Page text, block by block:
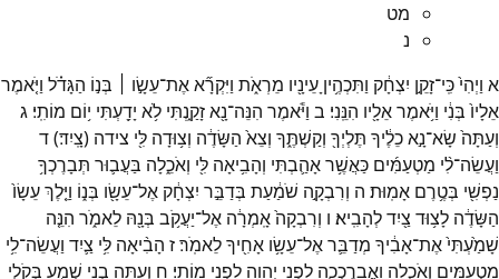
מט
נ
א וַיְהִי֙כִּֽי־זָקֵ֣ן יִצְחָ֔ק וַתִּכְהֶ֥יןָ עֵינָ֖יו מֵרְאֹ֑ת וַיִּקְרָ֞אאֶת־עֵשָׂ֣ו ׀ בְּנ֣וֹ הַגָּדֹ֗ל וַיֹּ֤אמֶר
אֵלָיו֙ בְּנִ֔י וַיֹּ֥אמֶראֵלָ֖יו הִנֵּֽנִי׃ ב וַיֹּ֕אמֶר הִנֵּה־נָ֖אזָקַ֑נְתִּי לֹ֥א יָדַ֖עְתִּי י֥וֹם מוֹתִֽי׃ ג
וְעַתָּה֙ שָׂא־נָ֣אכֵלֶ֔יךָ תֶּלְיְךָ֖ וְקַשְׁתֶּ֑ךָ וְצֵא֙ הַשָּׂדֶ֔ה וְצ֥וּדָה לִּ֖י צידה (צָֽיִד׃)ד
וַעֲשֵׂה־לִ֨י מַטְעַמִּ֜ים כַּאֲשֶׁ֥ראָהַ֛בְתִּי וְהָבִ֥יאָה לִּ֖י וְאֹכֵ֑לָה בַּעֲב֛וּר תְּבָרֶכְךָ֥
נַפְשִׁ֖י בְּטֶ֥רֶם אָמֽוּת׃ ה וְרִבְקָ֣ה שֹׁמַ֔עַת בְּדַבֵּ֣ר יִצְחָ֔ק אֶל־עֵשָׂ֖ו בְּנ֑וֹ וַיֵּ֤לֶךְעֵשָׂו֙
הַשָּׂדֶ֔ה לָצ֥וּד צַ֖יִדלְהָבִֽיא׃ ו וְרִבְקָה֙אָֽמְרָ֔ה אֶל־יַעֲקֹ֥ב בְּנָ֖הּ לֵאמֹ֑ר הִנֵּ֤ה
שָׁמַ֙עְתִּי֙אֶת־אָבִ֔יךָ מְדַבֵּ֛ראֶל־עֵשָׂ֥ו אָחִ֖יךָלֵאמֹֽר׃ז הָבִ֨יאָה לִּ֥י צַ֛יִד וַעֲשֵׂה־לִ֥י
מַטְעַמִּ֖ים וְאֹכֵ֑לָה וַאֲבָרֶכְכָ֛ה לִפְנֵ֥י יְהוָ֖ה לִפְנֵ֥י מוֹתִֽי׃ ח וְעַתָּ֥ה בְנִ֖י שְׁמַ֣ע בְּקֹלִ֑י